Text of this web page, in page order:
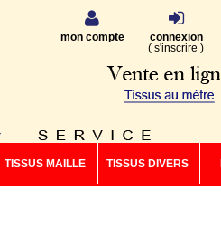
mon compte
connexion
( s'inscrire )
TISSUS MAILLE TISSUS DIVERS